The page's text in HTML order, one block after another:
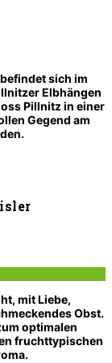
sich im
Elbhängen
Pillnitz in einer
Gegend am
mit Liebe,
Obst.
optimalen
fruchttypischen